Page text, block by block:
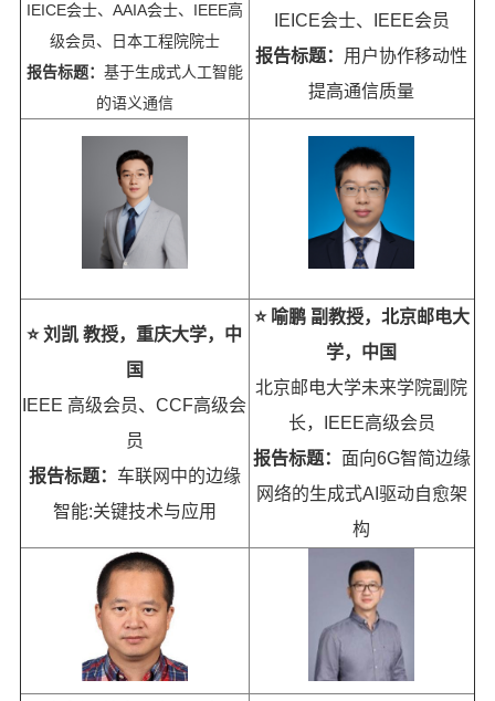
IEICE会士、AAIA会士、IEEE高
级会员、日本工程院院士
报告标题： 基于生成式人工智能
的语义通信
IEICE会士、IEEE会员
报告标题： 用户协作移动性
提高通信质量
⭐️ 刘凯 教授，重庆大学，中
国
IEEE 高级会员、CCF高级会
员
报告标题： 车联网中的边缘
智能:关键技术与应用
⭐️ 喻鹏 副教授，北京邮电大
学，中国
北京邮电大学未来学院副院
长，IEEE高级会员
报告标题： 面向6G智简边缘
网络的生成式AI驱动自愈架
构